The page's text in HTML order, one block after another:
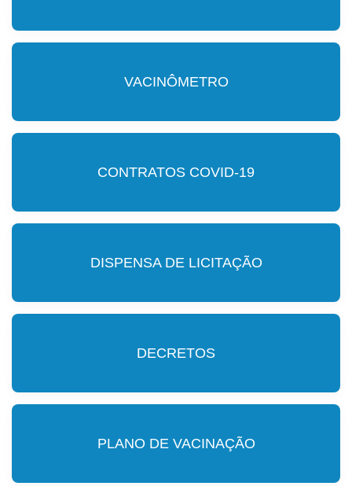
VACINÔMETRO
CONTRATOS COVID-19
DISPENSA DE LICITAÇÃO
DECRETOS
PLANO DE VACINAÇÃO